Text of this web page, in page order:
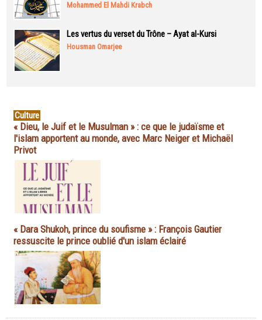
Mohammed El Mahdi Krabch
Les vertus du verset du Trône – Ayat al-Kursi
Housman Omarjee
Culture
« Dieu, le Juif et le Musulman » : ce que le judaïsme et
l'islam apportent au monde, avec Marc Neiger et Michaël
Privot
« Dara Shukoh, prince du soufisme » : François Gautier
ressuscite le prince oublié d'un islam éclairé